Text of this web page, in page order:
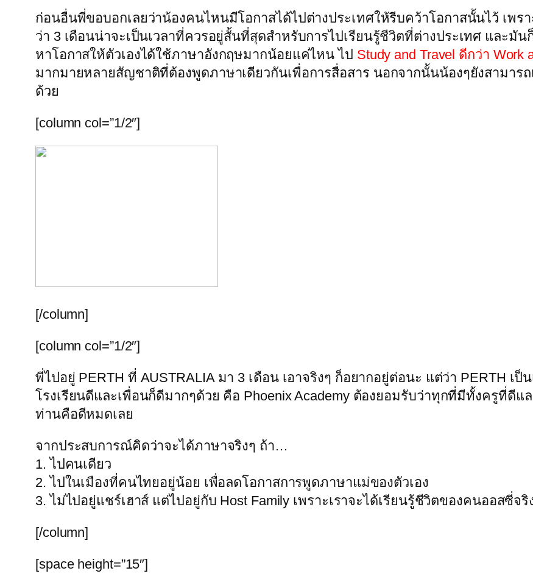
ก่อนอื่นพี่ขอบอกเลยว่าน้องคนไหนมีโอกาสได้ไปต่างประเทศให้รีบคว้าโอกาสนั้นไว้ เพร
ว่า 3 เดือนน่าจะเป็นเวลาที่ควรอยู่สั้นที่สุดสำหรับการไปเรียนรู้ชีวิตที่ต่างประเทศ และมั
หาโอกาสให้ตัวเองได้ใช้ภาษาอังกฤษมากน้อยแค่ไหน ไป Study and Travel ดีกว่า Work
มากมายหลายสัญชาติที่ต้องพูดภาษาเดียวกันเพื่อการสื่อสาร นอกจากนั้นน้องๆยังสามาร
ด้วย
[column col=”1/2″]
[/column]
[column col=”1/2″]
พี่ไปอยู่ PERTH ที่ AUSTRALIA มา 3 เดือน เอาจริงๆ ก็อยากอยู่ต่อนะ แต่ว่า PERTH เ
โรงเรียนดีและเพื่อนก็ดีมากๆด้วย คือ Phoenix Academy ต้องยอมรับว่าทุกที่มีทั้งครูที่ดีแ
ท่านคือดีหมดเลย
จากประสบการณ์คิดว่าจะได้ภาษาจริงๆ ถ้า…
1. ไปคนเดียว
2. ไปในเมืองที่คนไทยอยู่น้อย เพื่อลดโอกาสการพูดภาษาแม่ของตัวเอง
3. ไม่ไปอยู่แชร์เฮาส์ แต่ไปอยู่กับ Host Family เพราะเราจะได้เรียนรู้ชีวิตของคนออสซี่จริ
[/column]
[space height=”15″]